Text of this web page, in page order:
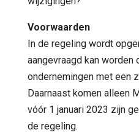
Voorwaarden
In de regeling wordt
aangevraagd kan worden
ondernemingen met een
Daarnaast komen alleen
vóór 1 januari 2023 zijn
de regeling.